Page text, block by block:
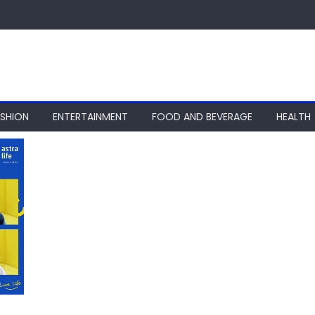
ENTERTAINMENT FOOD AND BEVERAGE HEALTH